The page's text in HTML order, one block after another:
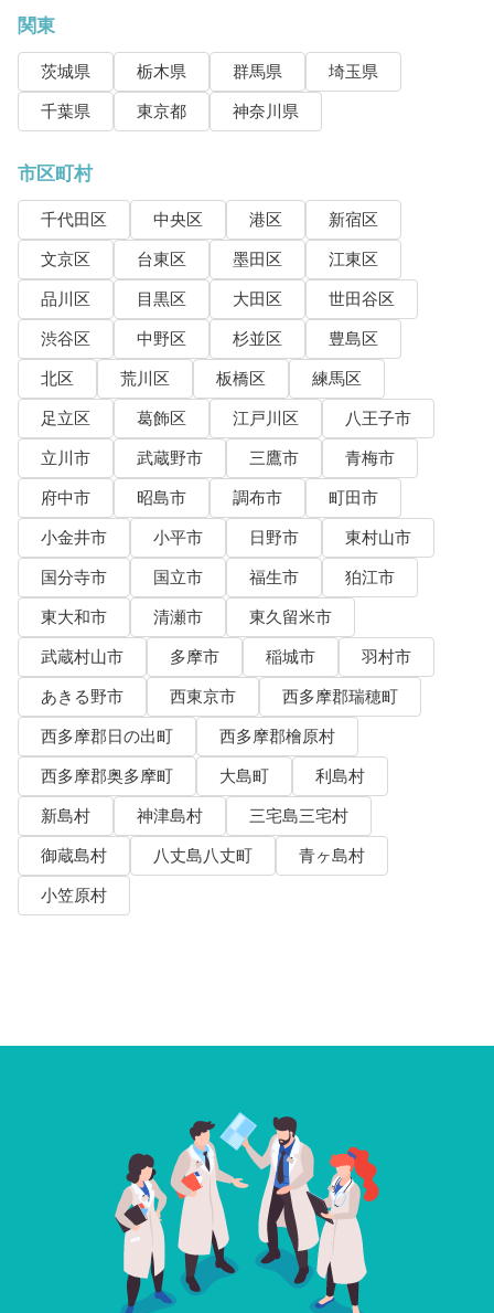
関東
茨城県 栃木県 群馬県
埼玉県
千葉県
東京都 神奈川県
市区町村
千代田区 中央区 港区
新宿区
文京区
台東区 墨田区
江東区
品川区
目黒区 大田区
世田谷区
渋谷区
中野区 杉並区
豊島区
北区
荒川区 板橋区
練馬区
足立区
葛飾区 江戸川区
八王子市
立川市
武蔵野市 三鷹市
青梅市
府中市
昭島市 調布市
町田市
小金井市
小平市 日野市
東村山市
国分寺市
国立市 福生市
狛江市
東大和市
清瀬市
東久留米市
武蔵村山市
多摩市 稲城市
羽村市
あきる野市
西東京市
西多摩郡瑞穂町
西多摩郡日の出町
西多摩郡檜原村
西多摩郡奥多摩町
大島町
利島村
新島村
神津島村
三宅島三宅村
御蔵島村
八丈島八丈町
青ヶ島村
小笠原村